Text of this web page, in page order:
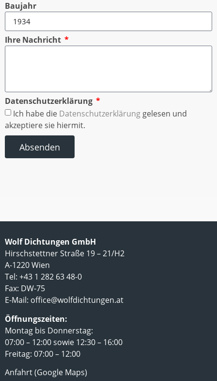
Baujahr
Ihre Nachricht
Datenschutzerklärung
Ich habe die Datenschutzerklärung gelesen und
akzeptiere sie hiermit.
Absenden
Wolf Dichtungen GmbH
Hirschstettner Straße 19 – 21/H2
A-1220 Wien
Tel: +43 1 282 63 48-0
Fax: DW-75
E-Mail: office@wolfdichtungen.at
Öffnungszeiten:
Montag bis Donnerstag:
07:00 – 12:00 sowie 12:30 – 16:00
Freitag: 07:00 – 12:00
Anfahrt (Google Maps)